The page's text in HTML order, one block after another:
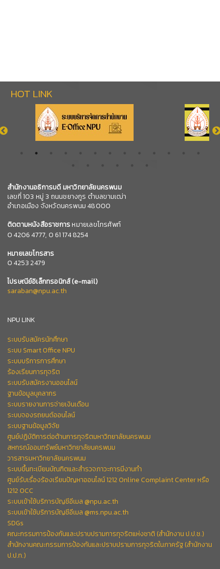
HOT LINK
สำนักงานอธิการบดี มหาวิทยาลัยนครพนม
เลขที่ 103 หมู่ 3 ถนนชยางกูร ตำบลขามเฒ่า
อำเภอเมือง จังหวัดนครพนม 48000
ติดตามหนังสือราชการหมายเลขโทรศัพท์
04206 4777, 0 61 174 8254
หมายเลขโทรสาร
0 4253 2479
ไปรษณีย์อิเล็กทรอนิกส์(e-mail)
saraban@npu.ac.th
NPU LINK
ระบบรับสมัครนักศึกษา
ระบบ Smart Office NPU
ระบบบริการการศึกษา
ร้องเรียนการทุจริต
ระบบรับสมัครงานออนไลน์
ฐานข้อมูลบุคลากร
ระบบรายงานการจ่ายเงินเดือน
ระบบจองรถยนต์ออนไลน์
ระบบฐานข้อมูลวิจัย
ศูนย์ปฏิบัติการต่อต้านการทุจริตมหาวิทยาลัยนครพนม
สหกรณ์ออมทรัพย์มหาวิทยาลัยนครพนม
วารสารมหาวิทยาลัยนครพนม
ระบบขึ้นทะเบียนบัณฑิตและสำรวจภาวะการมีงานทำ
ศูนย์รับเรื่องร้องเรียนปัญหาออนไลน์ 1212 Online Complaint Center หรือ
1212 OCC
ระบบเข้าใช้บริการบัญชีอีเมล @npu.ac.th
ระบบเข้าใช้บริการบัญชีอีเมล @ms.npu.ac.th
SDGs
คณะกรรมการป้องกันและปราบปรามการทุจริตแห่งชาติ (สำนักงาน ป.ป.ช.)
สำนักงานคณะกรรมการป้องกันและปราบปรามการทุจริตในภาครัฐ (สำนักงาน
ป.ป.ท.)